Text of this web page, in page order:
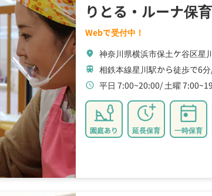
りとる・ルーナ保
Webで受付中！
location_on 神奈川県横浜市保土ケ谷区星
train 相鉄本線星川駅から徒歩で6分
schedule 平日 7:00~20:00 土曜
園庭あり 延長保育 一時保育